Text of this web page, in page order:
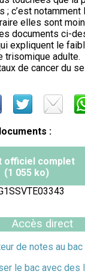
; c’est
elles sont
documents ci-
expliquent le
trisomique adulte.
de cancer du
:
officiel complet
(1 055 ko)
Accès direct
de notes au bac
le bac avec des